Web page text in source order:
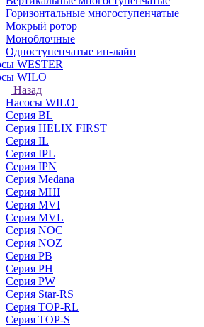
Горизонтальные многоступенчатые
Мокрый ротор
Моноблочные
Одноступенчатые ин-лайн
WESTER
WILO
Назад
Насосы WILO
Серия BL
Серия HELIX FIRST
Серия IL
Серия IPL
Серия IPN
Серия Medana
Серия MHI
Серия MVI
Серия MVL
Серия NOC
Серия NOZ
Серия PB
Серия PH
Серия PW
Серия Star-RS
Серия TOP-RL
Серия TOP-S